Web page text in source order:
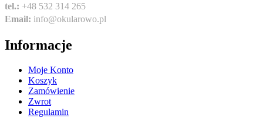
tel.: +48 532 314 265
Email: info@okularowo.pl
Informacje
Moje Konto
Koszyk
Zamówienie
Zwrot
Regulamin